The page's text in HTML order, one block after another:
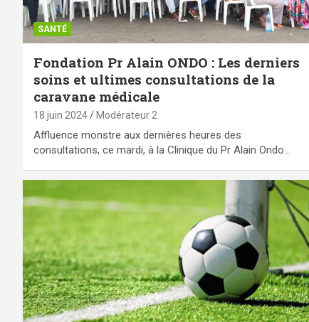
SANTÉ
Fondation Pr Alain ONDO : Les derniers
soins et ultimes consultations de la
caravane médicale
18 juin 2024 Modérateur 2
Affluence monstre aux dernières heures des
consultations, ce mardi, à la Clinique du Pr Alain Ondo…